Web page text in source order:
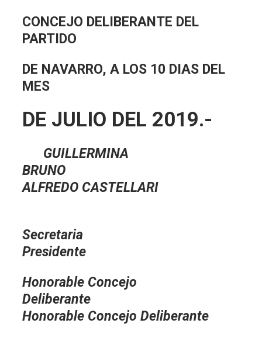
CONCEJO DELIBERANTE DEL
PARTIDO
DE NAVARRO, A LOS 10 DIAS DEL
MES
DE JULIO DEL 2019.-
GUILLERMINA
BRUNO
ALFREDO CASTELLARI
Presidente
Honorable Concejo
Deliberante
Honorable Concejo Deliberante